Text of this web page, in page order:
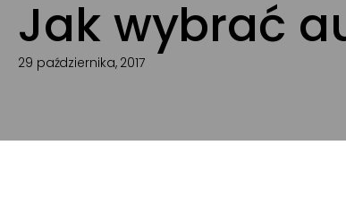
Jak wybrać
29 października, 2017